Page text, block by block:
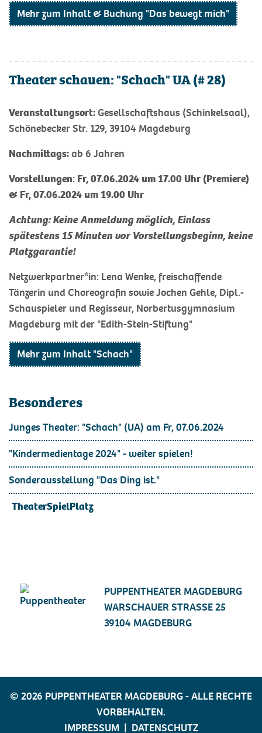
Mehr zum Inhalt & Buchung "Das bewegt mich"
Theater schauen: "Schach" UA (# 28)
Veranstaltungsort:Gesellschaftshaus (Schinkelsaal),
Schönebecker Str. 129, 39104 Magdeburg
Nachmittags:ab 6 Jahren
Vorstellungen: Fr, 07.06.2024 um 17.00 Uhr (Premiere)
& Fr, 07.06.2024 um 19.00 Uhr
Achtung: Keine Anmeldung möglich, Einlass
spätestens 15 Minuten vor Vorstellungsbeginn, keine
Platzgarantie!
Netzwerkpartner*in: Lena Wenke, freischaffende
Tänzerin und Choreografin sowie Jochen Gehle, Dipl.-
Schauspieler und Regisseur, Norbertusgymnasium
Magdeburg mit der "Edith-Stein-Stiftung"
Mehr zum Inhalt "Schach"
Besonderes
Junges Theater: "Schach" (UA) am Fr, 07.06.2024
"Kindermedientage 2024" - weiter spielen!
Sonderausstellung "Das Ding ist."
TheaterSpielPlatz
PUPPENTHEATER MAGDEBURG
WARSCHAUER STRASSE 25
39104 MAGDEBURG
© 2026 PUPPENTHEATER MAGDEBURG - ALLE RECHTE
VORBEHALTEN.
IMPRESSUM| DATENSCHUTZ